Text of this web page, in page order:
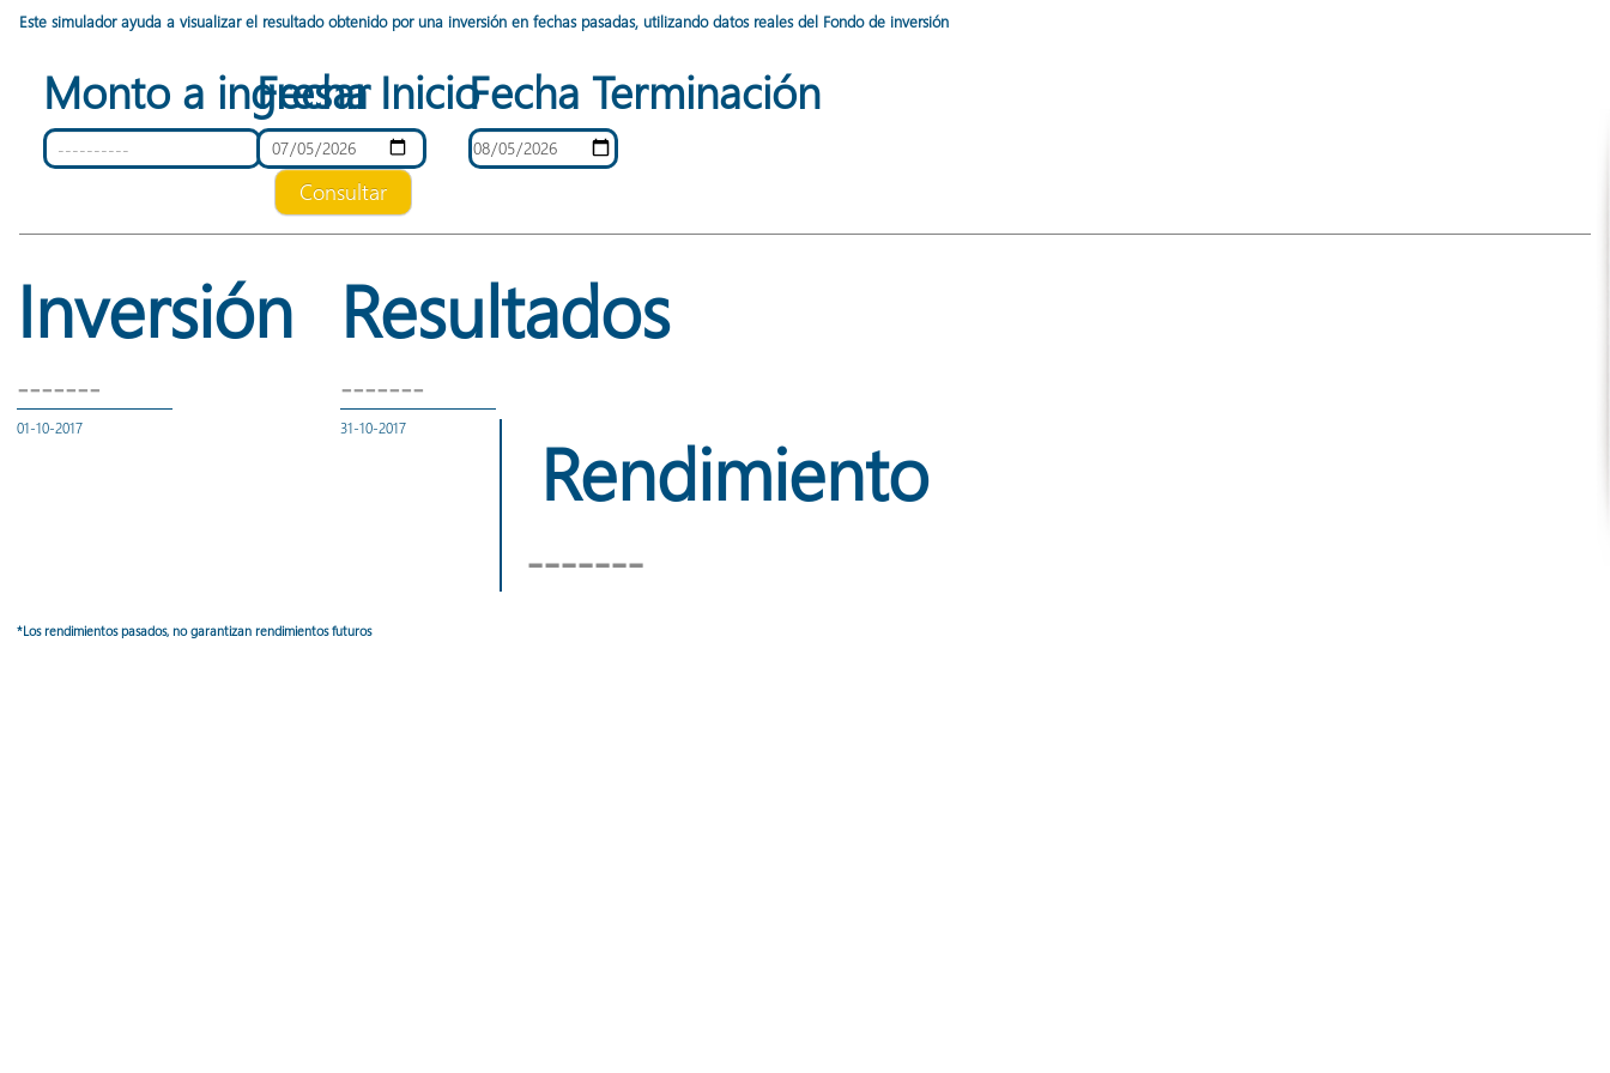
Este simulador ayuda a visualizar el resultado obtenido por una inversión en fechas pasadas, utilizando datos reales del Fondo de inversión
Monto a ingresar
Fecha InicioFecha Terminación
Consultar
Inversión
-------
01-10-2017
Resultados
-------
31-10-2017 Rendimiento
-------
rendimientos pasados, no garantizan rendimientos futuros